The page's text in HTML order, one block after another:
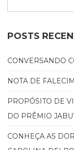
POSTS
CONVERSANDO
NOTA DE
PROPÓSITO DE
DO PRÊMIO
CONHEÇA AS